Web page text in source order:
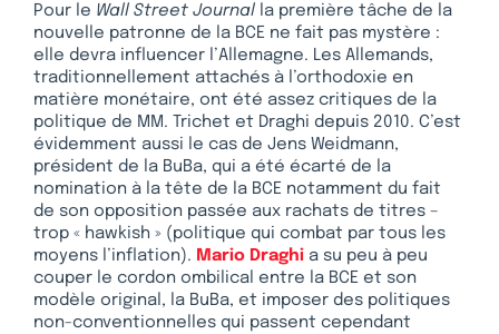
Pour le Wall Street Journal la première tâche de la
nouvelle patronne de la BCE ne fait pas mystère :
elle devra influencer l’Allemagne. Les Allemands,
traditionnellement attachés à l’orthodoxie en
matière monétaire, ont été assez critiques de la
politique de MM. Trichet et Draghi depuis 2010. C’est
évidemment aussi le cas de Jens Weidmann,
président de la BuBa, qui a été écarté de la
nomination à la tête de la BCE notamment du fait
de son opposition passée aux rachats de titres –
trop « hawkish » (politique qui combat par tous les
moyens l’inflation). Mario Draghi a su peu à peu
couper le cordon ombilical entre la BCE et son
modèle original, la BuBa, et imposer des politiques
non-conventionnelles qui passent cependant